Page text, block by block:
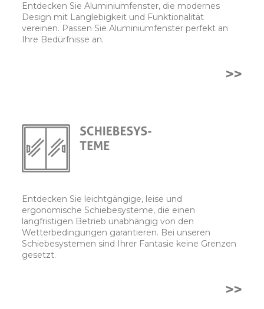
Entdecken Sie Aluminiumfenster, die modernes
Design mit Langlebigkeit und Funktionalität
vereinen. Passen Sie Aluminiumfenster perfekt an
Ihre Bedürfnisse an.
>>
Entdecken Sie leichtgängige, leise und
ergonomische Schiebesysteme, die einen
langfristigen Betrieb unabhängig von den
Wetterbedingungen garantieren. Bei unseren
Schiebesystemen sind Ihrer Fantasie keine Grenzen
gesetzt.
>>